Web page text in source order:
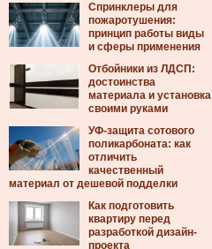
Спринклеры для
пожаротушения:
принцип работы виды
и сферы применения
Отбойники из ЛДСП:
достоинства
материала и установка
своими руками
УФ-защита сотового
поликарбоната: как
отличить
качественный
материал от дешевой подделки
Как подготовить
квартиру перед
разработкой дизайн-
проекта